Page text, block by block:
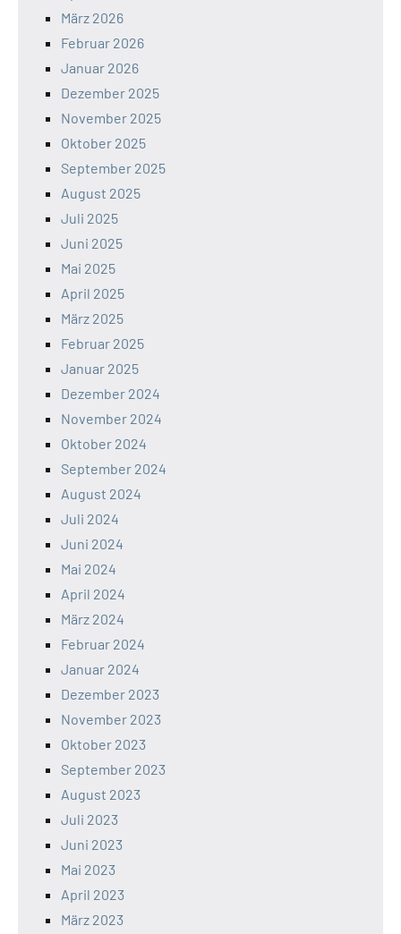
März 2026
Februar 2026
Januar 2026
Dezember 2025
November 2025
Oktober 2025
September 2025
August 2025
Juli 2025
Juni 2025
Mai 2025
April 2025
März 2025
Februar 2025
Januar 2025
Dezember 2024
November 2024
Oktober 2024
September 2024
August 2024
Juli 2024
Juni 2024
Mai 2024
April 2024
März 2024
Februar 2024
Januar 2024
Dezember 2023
November 2023
Oktober 2023
September 2023
August 2023
Juli 2023
Juni 2023
Mai 2023
April 2023
März 2023